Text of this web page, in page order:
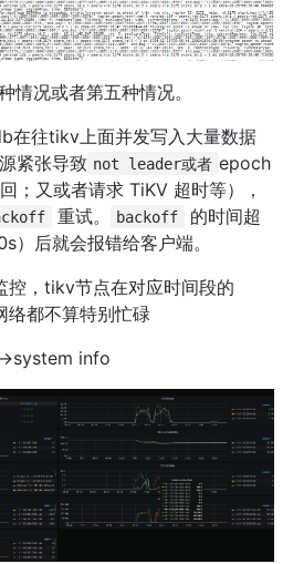
情况或者第五种情况。
在往tikv上面并发写入大量数据
紧张导致 not leader或者 epoch
；又或者请求 TiKV 超时等），
重试。 backoff
的时间超
）后就会报错给客户端。
控，tikv节点在对应时间段的
都不算特别忙碌
info